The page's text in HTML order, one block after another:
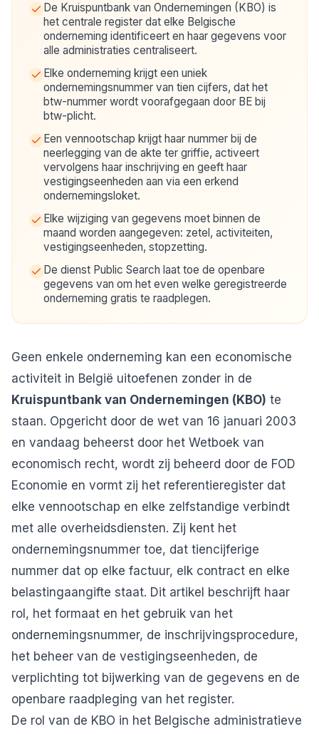
De Kruispuntbank van Ondernemingen (KBO) is
het centrale register dat elke Belgische
onderneming identificeert en haar gegevens voor
alle administraties centraliseert.
Elke onderneming krijgt een uniek
ondernemingsnummer van tien cijfers, dat het
btw-nummer wordt voorafgegaan door BE bij
btw-plicht.
Een vennootschap krijgt haar nummer bij de
neerlegging van de akte ter griffie, activeert
vervolgens haar inschrijving en geeft haar
vestigingseenheden aan via een erkend
ondernemingsloket.
Elke wijziging van gegevens moet binnen de
maand worden aangegeven: zetel, activiteiten,
vestigingseenheden, stopzetting.
De dienst Public Search laat toe de openbare
gegevens van om het even welke geregistreerde
onderneming gratis te raadplegen.
Geen enkele onderneming kan een economische
activiteit in België uitoefenen zonder in de
Kruispuntbank van Ondernemingen (KBO) te
staan. Opgericht door de wet van 16 januari 2003
en vandaag beheerst door het Wetboek van
economisch recht, wordt zij beheerd door de FOD
Economie en vormt zij het referentieregister dat
elke vennootschap en elke zelfstandige verbindt
met alle overheidsdiensten. Zij kent het
ondernemingsnummer toe, dat tiencijferige
nummer dat op elke factuur, elk contract en elke
belastingaangifte staat. Dit artikel beschrijft haar
rol, het formaat en het gebruik van het
ondernemingsnummer, de inschrijvingsprocedure,
het beheer van de vestigingseenheden, de
verplichting tot bijwerking van de gegevens en de
openbare raadpleging van het register.
De rol van de KBO in het Belgische administratieve